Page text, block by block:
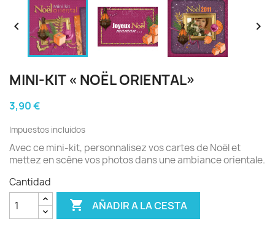
 
MINI-KIT « NOËL ORIENTAL»
3,90 €
Impuestos incluidos
Avec ce mini-kit, personnalisez vos cartes de Noël et
mettez en scène vos photos dans une ambiance orientale.
Cantidad
 AÑADIR A LA CESTA